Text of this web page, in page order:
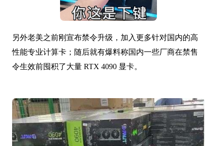
另外老美之前刚宣布禁令升级，加入更多针对国内的高
性能专业计算卡；随后就有爆料称国内一些厂商在禁售
令生效前囤积了大量 RTX 4090 显卡。